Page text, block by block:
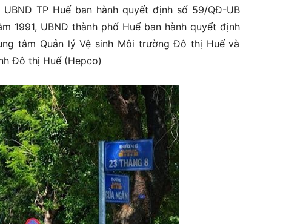
TP Huế ban hành quyết định số 59/QĐ-UB
1991, UBND thành phố Huế ban hành quyết định
tâm Quản lý Vệ sinh Môi trường Đô thị Huế và
Đô thị Huế (Hepco)